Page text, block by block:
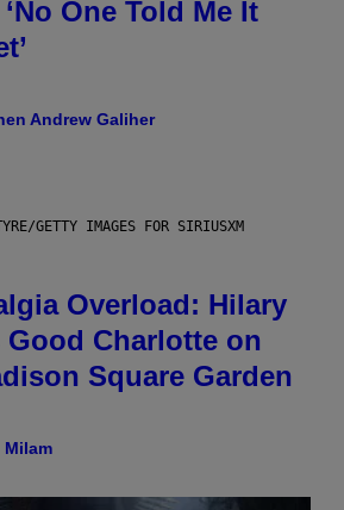
One Told Me It
Andrew Galiher
GETTY IMAGES FOR SIRIUSXM
Overload: Hilary
Charlotte on
Square Garden
Milam